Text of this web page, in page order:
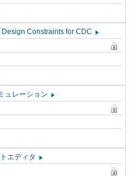
Design Constraints for CDC
ュレーション
トエディタ